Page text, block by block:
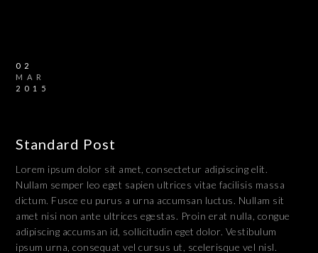
02
MAR
2015
Standard Post
Lorem ipsum dolor sit amet, consectetur adipiscing elit.
Nullam semper leo eget sapien ultrices vitae facilisis massa
dictum. Fusce eu purus a urna accumsan luctus. Nullam sit
amet nisi non ante ultrices egestas. Proin erat nulla, congue
adipiscing accumsan id, sollicitudin eget dolor. Vestibulum
ipsum urna, consequat vel cursus ut, scelerisque vel nisl.